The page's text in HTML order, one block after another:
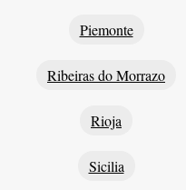
Piemonte
Ribeiras do Morrazo
Rioja
Sicilia